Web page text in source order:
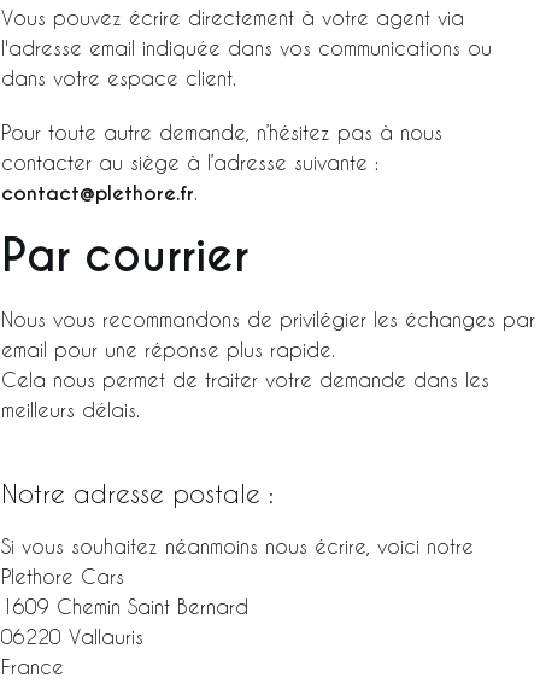
Vous pouvez écrire directement à votre agent via
l'adresse email indiquée dans vos communications ou
dans votre espace client.
Pour toute autre demande, n’hésitez pas à nous
contacter au siège à l’adresse suivante :
contact@plethore.fr.
Par courrier
Nous vous recommandons de privilégier les échanges par
email pour une réponse plus rapide.
Cela nous permet de traiter votre demande dans les
meilleurs délais.
Notre adresse postale :
Si vous souhaitez néanmoins nous écrire, voici notre
Plethore Cars
1609 Chemin Saint Bernard
06220 Vallauris
France